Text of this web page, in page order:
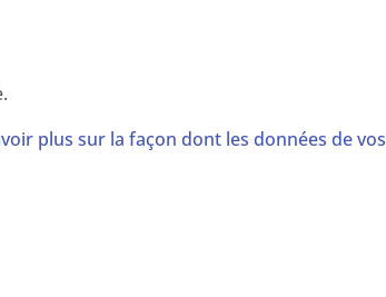
plus sur la façon dont les données de vos